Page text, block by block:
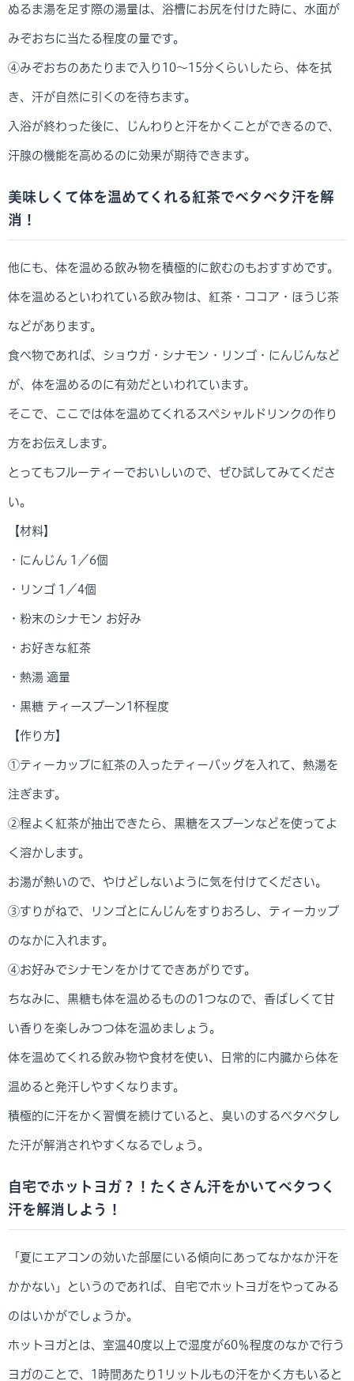
ぬるま湯を足す際の湯量は、浴槽にお尻を付けた時に、水面が
みぞおちに当たる程度の量です。
④みぞおちのあたりまで入り10～15分くらいしたら、体を拭
き、汗が自然に引くのを待ちます。
入浴が終わった後に、じんわりと汗をかくことができるので、
汗腺の機能を高めるのに効果が期待できます。
美味しくて体を温めてくれる紅茶でベタベタ汗を解
消！
他にも、体を温める飲み物を積極的に飲むのもおすすめです。
体を温めるといわれている飲み物は、紅茶・ココア・ほうじ茶
などがあります。
食べ物であれば、ショウガ・シナモン・リンゴ・にんじんなど
が、体を温めるのに有効だといわれています。
そこで、ここでは体を温めてくれるスペシャルドリンクの作り
方をお伝えします。
とってもフルーティーでおいしいので、ぜひ試してみてくださ
い。
【材料】
・にんじん 1／6個
・リンゴ 1／4個
・粉末のシナモン お好み
・お好きな紅茶
・熱湯 適量
・黒糖 ティースプーン1杯程度
【作り方】
①ティーカップに紅茶の入ったティーバッグを入れて、熱湯を
注ぎます。
②程よく紅茶が抽出できたら、黒糖をスプーンなどを使ってよ
く溶かします。
お湯が熱いので、やけどしないように気を付けてください。
③すりがねで、リンゴとにんじんをすりおろし、ティーカップ
のなかに入れます。
④お好みでシナモンをかけてできあがりです。
ちなみに、黒糖も体を温めるものの1つなので、香ばしくて甘
い香りを楽しみつつ体を温めましょう。
体を温めてくれる飲み物や食材を使い、日常的に内臓から体を
温めると発汗しやすくなります。
積極的に汗をかく習慣を続けていると、臭いのするベタベタし
た汗が解消されやすくなるでしょう。
自宅でホットヨガ？！たくさん汗をかいてベタつく
汗を解消しよう！
「夏にエアコンの効いた部屋にいる傾向にあってなかなか汗を
かかない」というのであれば、自宅でホットヨガをやってみる
のはいかがでしょうか。
ホットヨガとは、室温40度以上で湿度が60％程度のなかで行う
ヨガのことで、1時間あたり1リットルもの汗をかく方もいると